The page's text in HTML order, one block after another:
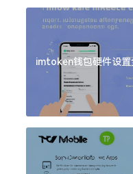
imtoken钱包硬件设